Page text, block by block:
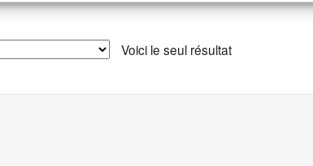
Voici le seul résultat